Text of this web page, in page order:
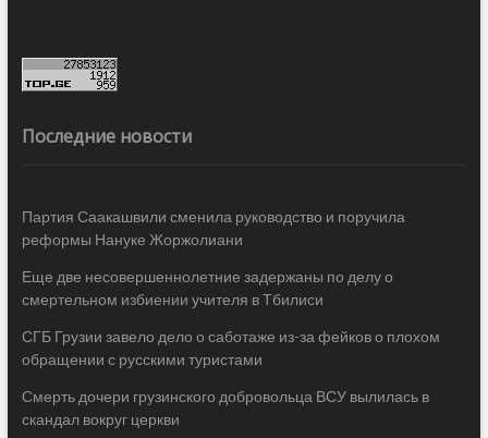
Последние новости
Партия Саакашвили сменила руководство и поручила
реформы Нануке Жоржолиани
Еще две несовершеннолетние задержаны по делу о
смертельном избиении учителя в Тбилиси
СГБ Грузии завело дело о саботаже из-за фейков о плохом
обращении с русскими туристами
Смерть дочери грузинского добровольца ВСУ вылилась в
скандал вокруг церкви